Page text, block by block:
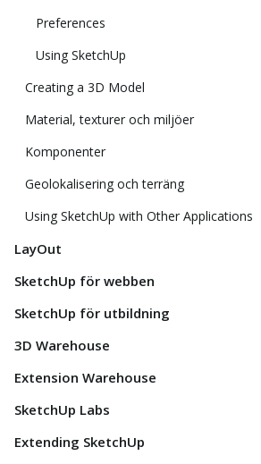
Preferences
Using SketchUp
Creating a 3D Model
Material, texturer och miljöer
Komponenter
Geolokalisering och terräng
Using SketchUp with Other Applications
LayOut
SketchUp för webben
SketchUp för utbildning
3D Warehouse
Extension Warehouse
SketchUp Labs
Extending SketchUp